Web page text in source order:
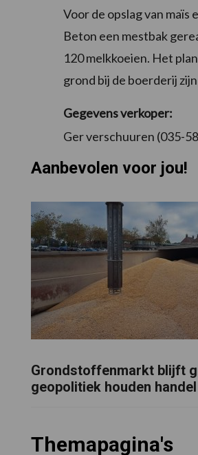
Voor de opslag van maïs
Beton een mestbak
120 melkkoeien. Het
grond bij de boerderij
Gegevens verkoper:
Ger verschuuren (035-
Aanbevolen voor jou!
Grondstoffenmarkt blijft
geopolitiek houden
Themapagina's